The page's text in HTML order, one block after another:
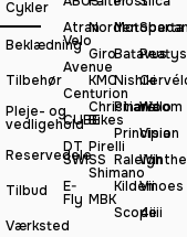
Cykler
Beklædning
Tilbehør
Pleje- og
vedligehold
Reservedele
Tilbud
Værksted
Atran
Velo
Avenue
Centurion
CUBE
DT
SWISS
E-
Fly
Norden
Giro
KMC
Christiania
Bikes
Pirelli
Shimano
MBK
Batavus
Nishiki
Pinarello
Principia
Raleigh
Kildemoes
Scope
Sparta
Peatys
Woom
Vision
Vii
4iiii